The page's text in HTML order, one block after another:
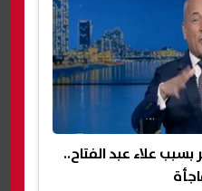
علاء عبد الفتاح..